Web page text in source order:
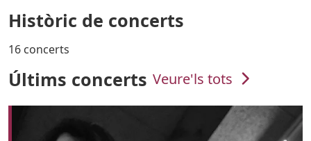
Històric de concerts
16 concerts
Últims concerts Veure'ls tots